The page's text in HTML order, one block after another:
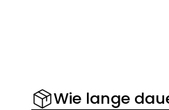
Wie lange